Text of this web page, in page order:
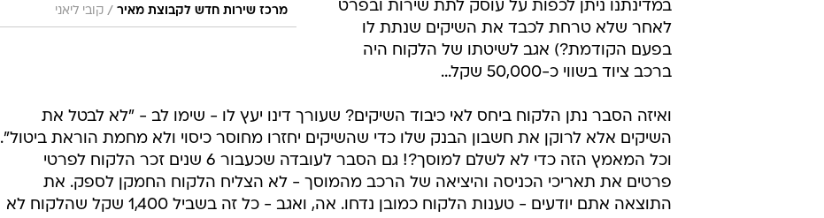
מרכז שירות חדש לקבוצת מאיר / קובי ליאני
במדינתנו ניתן לכפות על עוסק לתת שירות ובפרט
לאחר שלא טרחת לכבד את השיקים שנתת לו
בפעם הקודמת?) אגב לשיטתו של הלקוח היה
ברכב ציוד בשווי כ-50,000 שקל...
ואיזה הסבר נתן הלקוח ביחס לאי כיבוד השיקים? שעורך דינו יעץ לו - שימו לב - "לא לבטל את
השיקים אלא לרוקן את חשבון הבנק שלו כדי שהשיקים יחזרו מחוסר כיסוי ולא מחמת הוראת ביטול".
וכל המאמץ הזה כדי לא לשלם למוסך?! גם הסבר לעובדה שכעבור 6 שנים זכר הלקוח לפרטי
פרטים את תאריכי הכניסה והיציאה של הרכב מהמוסך - לא הצליח הלקוח החמקן לספק. את
התוצאה אתם יודעים - טענות הלקוח כמובן נדחו. אה, ואגב - כל זה בשביל 1,400 שקל שהלקוח לא